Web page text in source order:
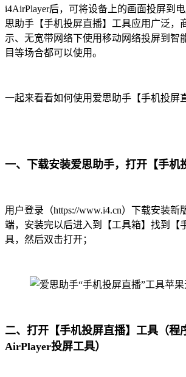
i4AirPlayer后，可将设备上的画面投屏到
思助手【手机投屏直播】工具应用广泛，
示、无宽带网络下使用移动网络投屏到智
目等场合都可以使用。
一起来看看如何使用爱思助手【手机投屏
一、下载安装爱思助手，打开【手机
用户登录（https://www.i4.cn）下载安装新
端，安装完以后进入到【工具箱】找到【
具，然后双击打开；
二、打开【手机投屏直播】工具（程
AirPlayer投屏工具）